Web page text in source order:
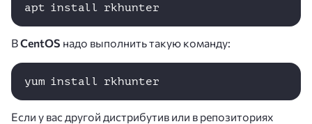
apt install rkhunter
ВCentOS надо выполнить такую команду:
yum install rkhunter
Если у вас другой дистрибутив или в репозиториях